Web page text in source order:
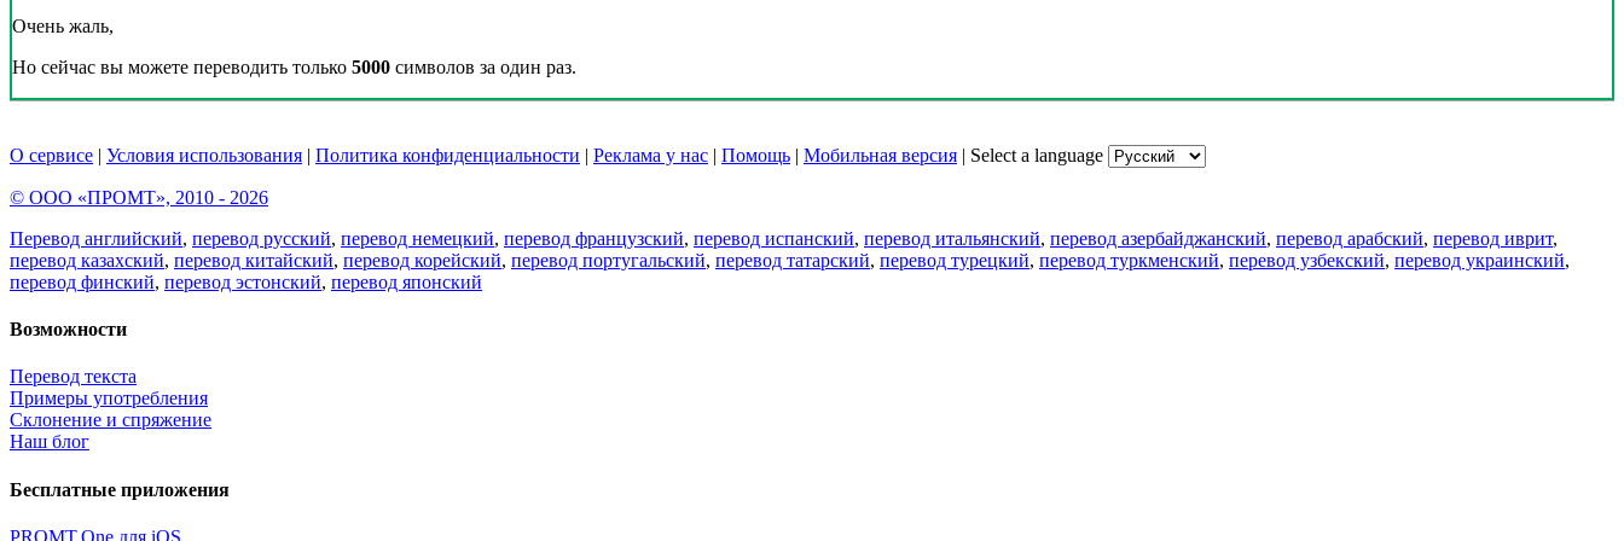
Очень жаль,
Но сейчас вы можете переводить только 5000 символов за один раз.
О сервисе | Условия использования | Политика конфиденциальности | Реклама у нас | Помощь | Мобильная версия | Select a language
© ООО «ПРОМТ», 2010 - 2026
Перевод английский, перевод русский, перевод немецкий, перевод французский, перевод испанский, перевод итальянский, перевод азербайджанский, перевод арабский, перевод иврит,
перевод казахский, перевод китайский, перевод корейский, перевод португальский, перевод татарский, перевод турецкий, перевод туркменский, перевод узбекский, перевод украинский,
перевод финский, перевод эстонский, перевод японский
Возможности
Перевод текста
Примеры употребления
Склонение и спряжение
Наш блог
Бесплатные приложения
PROMT.One для iOS